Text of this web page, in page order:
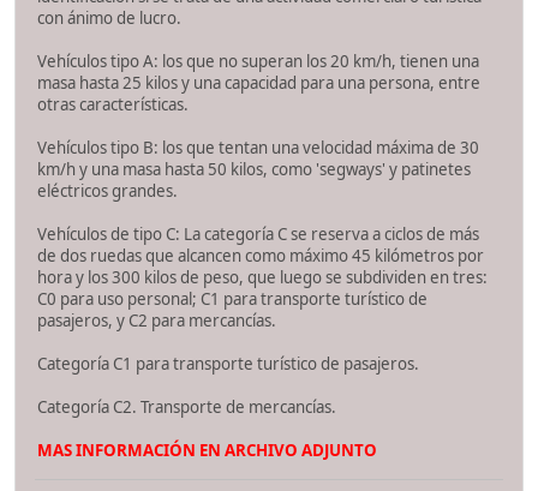
con ánimo de lucro.
Vehículos tipo A: los que no superan los 20 km/h, tienen una
masa hasta 25 kilos y una capacidad para una persona, entre
otras características.
Vehículos tipo B: los que tentan una velocidad máxima de 30
km/h y una masa hasta 50 kilos, como 'segways' y patinetes
eléctricos grandes.
Vehículos de tipo C: La categoría C se reserva a ciclos de más
de dos ruedas que alcancen como máximo 45 kilómetros por
hora y los 300 kilos de peso, que luego se subdividen en tres:
C0 para uso personal; C1 para transporte turístico de
pasajeros, y C2 para mercancías.
Categoría C1 para transporte turístico de pasajeros.
Categoría C2. Transporte de mercancías.
MAS INFORMACIÓN EN ARCHIVO ADJUNTO